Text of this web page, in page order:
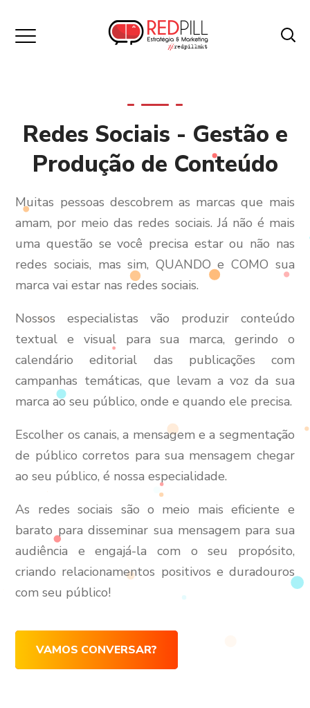
Redes Sociais - Gestão e
Produção de Conteúdo
Muitas pessoas descobrem as marcas que mais
amam, por meio das redes sociais.Já não é mais
uma questão se você precisa estar ou não nas
redes sociais, mas sim, QUANDO e COMO sua
marca vai estar nas redes sociais.
Nossos especialistas vão produzir conteúdo
textual e visual para sua marca, gerindo o
calendário editorial das publicações com
campanhas temáticas, que levam a voz da sua
marca ao seu público, onde e quando ele precisa.
Escolher os canais, a mensagem e a segmentação
de público corretos para sua mensagem chegar
ao seu público, é nossa especialidade.
As redes sociais são o meio mais eficiente e
barato para disseminar sua mensagem para sua
audiência e engajá-la com o seu propósito,
criando relacionamentos positivos e duradouros
com seu público!
VAMOS CONVERSAR?